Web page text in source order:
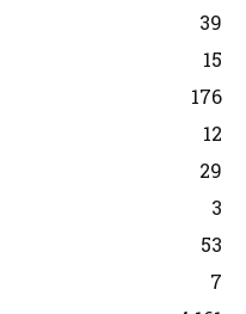
39
15
176
12
29
3
53
7